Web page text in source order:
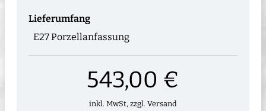
Lieferumfang
E27 Porzellanfassung
543,00 €
inkl. MwSt, zzgl. Versand